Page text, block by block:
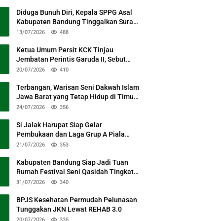
Diduga Bunuh Diri, Kepala SPPG Asal
Kabupaten Bandung Tinggalkan Surat
Permohonan Maaf
13/07/2026 488
Ketua Umum Persit KCK Tinjau
Jembatan Perintis Garuda II, Sebut
Simbol Kebersamaan TNI dan Rakyat
20/07/2026 410
Terbangan, Warisan Seni Dakwah Islam
Jawa Barat yang Tetap Hidup di Timur
Kabupaten Bandung
24/07/2026 356
Si Jalak Harupat Siap Gelar
Pembukaan dan Laga Grup A Piala
Presiden 2026 Sabtu Mendatang
21/07/2026 353
Kabupaten Bandung Siap Jadi Tuan
Rumah Festival Seni Qasidah Tingkat
Nasional
31/07/2026 340
BPJS Kesehatan Permudah Pelunasan
Tunggakan JKN Lewat REHAB 3.0
20/07/2026 335